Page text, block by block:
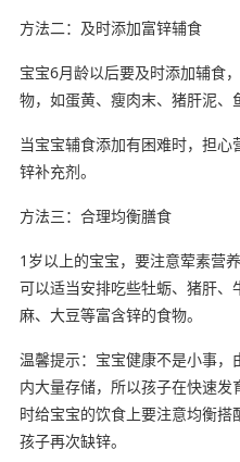
方法二：及时添加富锌辅食
宝宝6月龄以后要及时添加辅食
物，如蛋黄、瘦肉末、猪肝泥、
当宝宝辅食添加有困难时，担
锌补充剂。
方法三：合理均衡膳食
1岁以上的宝宝，要注意荤素营
可以适当安排吃些牡蛎、猪肝
麻、大豆等富含锌的食物。
温馨提示：宝宝健康不是小事
内大量存储，所以孩子在快速
时给宝宝的饮食上要注意均衡
孩子再次缺锌。